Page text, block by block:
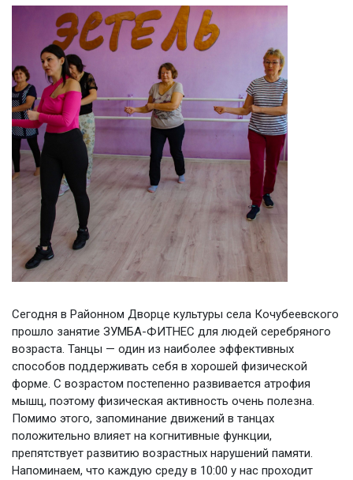
Сегодня в Районном Дворце культуры села Кочубеевского
прошло занятие ЗУМБА-ФИТНЕС для людей серебряного
возраста. Танцы — один из наиболее эффективных
способов поддерживать себя в хорошей физической
форме. С возрастом постепенно развивается атрофия
мышц, поэтому физическая активность очень полезна.
Помимо этого, запоминание движений в танцах
положительно влияет на когнитивные функции,
препятствует развитию возрастных нарушений памяти.
Напоминаем, что каждую среду в 10:00 у нас проходит